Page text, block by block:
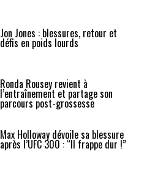
Jon Jones : blessures, retour et
défis en poids lourds
Ronda Rousey revient à
l’entraînement et partage son
parcours post-grossesse
Max Holloway dévoile sa blessure
après l’UFC 300 : “Il frappe dur !”